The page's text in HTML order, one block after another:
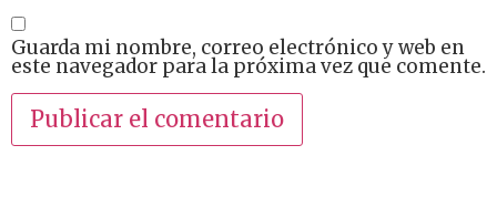
Guarda mi nombre, correo electrónico y web en
este navegador para la próxima vez que comente.